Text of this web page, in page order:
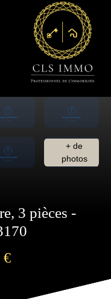
+ de
photos
3 pièces -
€